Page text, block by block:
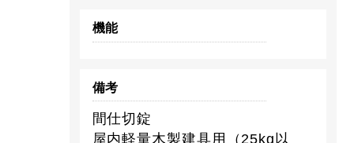
機能
備考
間仕切錠
屋内軽量木製建具用（25kg以